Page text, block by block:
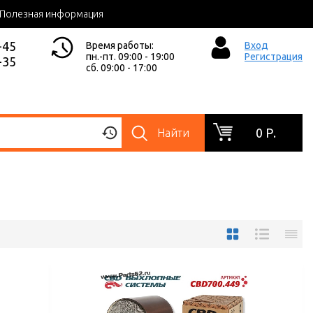
Полезная информация
Время работы:
пн.-пт. 09:00 - 19:00
сб. 09:00 - 17:00
Вход
Регистрация
Найти 0 Р.